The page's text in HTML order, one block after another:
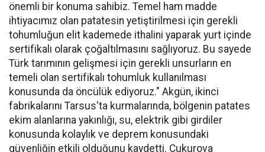
önemli bir konuma sahibiz. Temel ham madde
ihtiyacımız olan patatesin yetiştirilmesi için gerekli
tohumluğun elit kademede ithalini yaparak yurt içinde
sertifikalı olarak çoğaltılmasını sağlıyoruz. Bu sayede
Türk tarımının gelişmesi için gerekli unsurların en
temeli olan sertifikalı tohumluk kullanılması
konusunda da öncülük ediyoruz." Akgün, ikinci
fabrikalarını Tarsus'ta kurmalarında, bölgenin patates
ekim alanlarına yakınlığı, su, elektrik gibi girdiler
konusunda kolaylık ve deprem konusundaki
güvenliğin etkili olduğunu kaydetti. Çukurova